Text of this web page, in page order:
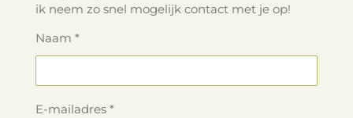
ik neem zo snel mogelijk contact met je op!
Naam *
E-mailadres *